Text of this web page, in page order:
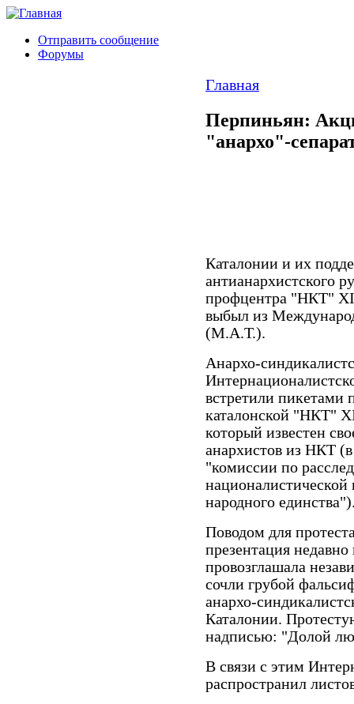
Отправить сообщение
Форумы
Главная
Перпиньян:
"анархо"-
Каталонии и их
антианархистского
профцентра "НКТ" XI
выбыл из
(М.А.Т.).
Анархо-
встретили пикетами
каталонской "НКТ"
который известен
анархистов из НКТ (в
"комиссии по
народного
Поводом для
презентация
провозглашала
сочли грубой
анархо-
Каталонии.
надписью: "Долой
В связи с этим
распространил